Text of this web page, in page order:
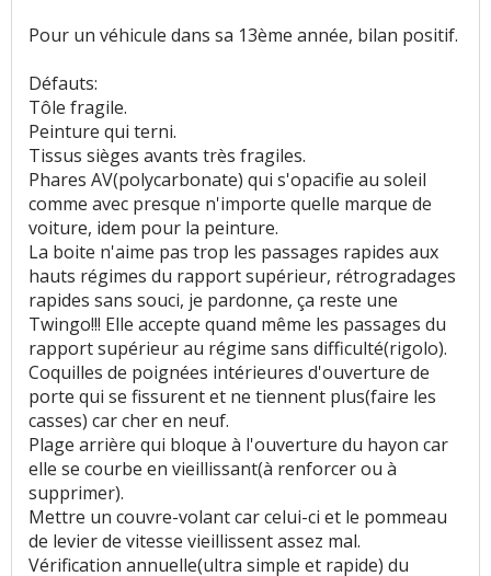
rapports)
Rapport qualité/prix
:
aiment
Style: 31aiment
Vieillissement du style:1aime
Protection pare-choc/portière:2n'aiment
pas
Résistance peinture:3n'aiment pas
Equipement:14aiment
Poids :14aiment9n'aiment pas
Eclairage:2aiment4n'aiment pas
Fiabilité:63aiment 14n'aiment pas
Pour un véhicule dans sa 13ème année, bilan positif.
Défauts:
Tôle fragile.
Peinture qui terni.
Tissus sièges avants très fragiles.
Phares AV(polycarbonate) qui s'opacifie au soleil
comme avec presque n'importe quelle marque de
voiture, idem pour la peinture.
La boite n'aime pas trop les passages rapides aux
hauts régimes du rapport supérieur, rétrogradages
rapides sans souci, je pardonne, ça reste une
Twingo!!! Elle accepte quand même les passages du
rapport supérieur au régime sans difficulté(rigolo).
Coquilles de poignées intérieures d'ouverture de
porte qui se fissurent et ne tiennent plus(faire les
casses) car cher en neuf.
Plage arrière qui bloque à l'ouverture du hayon car
elle se courbe en vieillissant(à renforcer ou à
supprimer).
Mettre un couvre-volant car celui-ci et le pommeau
de levier de vitesse vieillissent assez mal.
Vérification annuelle(ultra simple et rapide) du